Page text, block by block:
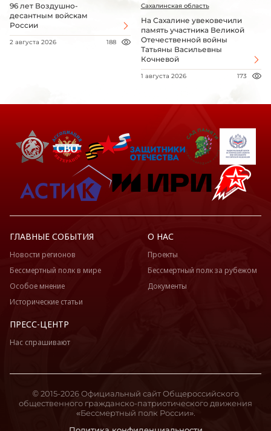
96 лет Воздушно-
десантным войскам
России
2 августа 2026 188
Сахалинская область
На Сахалине увековечили
память участника Великой
Отечественной войны
Татьяны Васильевны
Кочневой
1 августа 2026 173
ГЛАВНЫЕ СОБЫТИЯ
Новости регионов
Бессмертный полк в мире
Особое мнение
Исторические статьи
О НАС
Проекты
Бессмертный полк за рубежом
Документы
ПРЕСС-ЦЕНТР
Нас спрашивают
© 2015-2026 Официальный сайт Общероссийского
общественного гражданско-патриотического движения
«Бессмертный полк России».